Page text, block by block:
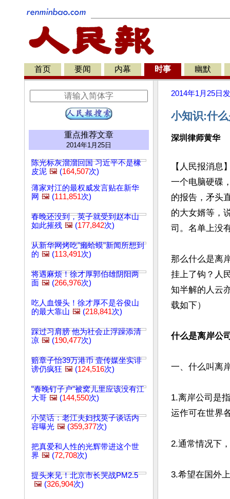
首页 要闻 内幕 时事 幽默
重点推荐文章
2014年1月25日
陈光标灰溜溜回国 习近平不是橡
皮泥 🖼️ (164,507次)
薄家对江的最权威发言贴在新华
网 🖼️ (111,851次)
春晚还没到，英子就受到赵本山
如此摧残 🖼️ (177,842次)
从新华网烤吃"癞蛤蟆"新闻所想到
的 🖼️ (113,491次)
将遇麻烦！徐才厚郭伯雄阴阳两
面 🖼️ (266,976次)
吃人血馒头！徐才厚不是谷俊山
的最大靠山 🖼️ (218,841次)
踩过习肩膀 他为社会止浮躁添清
凉 🖼️ (190,477次)
赔章子怡39万港币 壹传媒坐实诽
谤仍疯狂 🖼️ (124,516次)
"春晚钉子户"被窝儿里应该没有江
大哥 🖼️ (144,550次)
小笑话：老江夫妇找英子谈话内
容曝光 🖼️ (359,377次)
把真爱和人性的光辉带进这个世
界 🖼️ (72,708次)
提头来见！北京市长哭战PM2.5
🖼️ (326,904次)
2014年1月25日
小知识:什
深圳律师黄华
【人民报消息
一个电脑硬碟
的报告，矛头
的大女婿等，
司。名单上没
那么什么是离
挂上了钩？人
知半解的人云
载如下）
什么是离岸公
一、什么叫离
1.离岸公司是
运作可在世界
2.通常情况下
3.希望在国外